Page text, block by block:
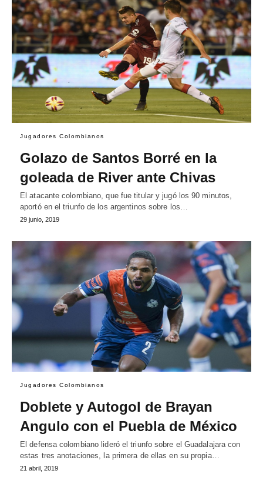
Jugadores Colombianos
Golazo de Santos Borré en la
goleada de River ante Chivas
El atacante colombiano, que fue titular y jugó los 90 minutos,
aportó en el triunfo de los argentinos sobre los…
29 junio, 2019
Jugadores Colombianos
Doblete y Autogol de Brayan
Angulo con el Puebla de México
El defensa colombiano lideró el triunfo sobre el Guadalajara con
estas tres anotaciones, la primera de ellas en su propia…
21 abril, 2019